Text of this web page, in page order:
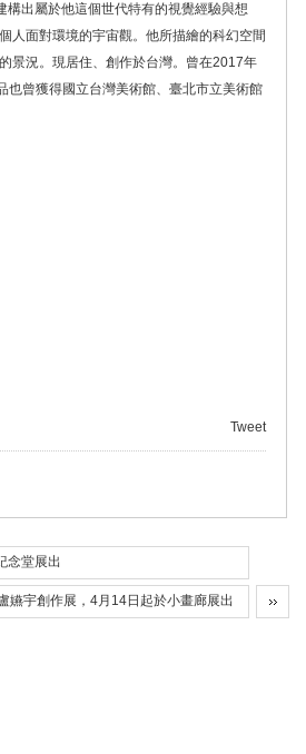
出屬於他這個世代特有的視覺經驗與想
人面對環境的宇宙觀。他所描繪的科幻空間
景況。現居住、創作於台灣。曾在2017年
曾獲得國立台灣美術館、臺北市立美術館
Tweet
念堂展出
嬿宇創作展，4月14日起於小畫廊展出